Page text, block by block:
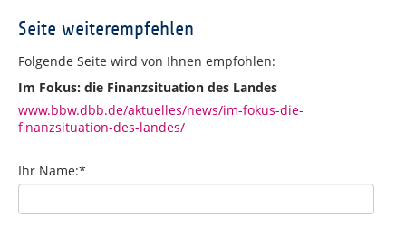
Seite weiterempfehlen
Folgende Seite wird von Ihnen empfohlen:
Im Fokus: die Finanzsituation des Landes
www.bbw.dbb.de/aktuelles/news/im-fokus-die-
finanzsituation-des-landes/
Ihr Name:*